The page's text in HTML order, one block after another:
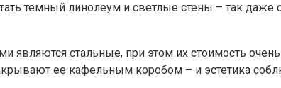
темный линолеум и светлые стены – так
являются стальные, при этом их стоимость
ее кафельным коробом – и эстетика